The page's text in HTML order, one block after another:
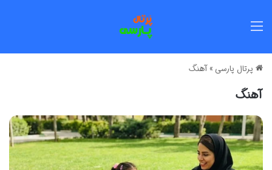
پرتال پارسی »آهنگ
آهنگ